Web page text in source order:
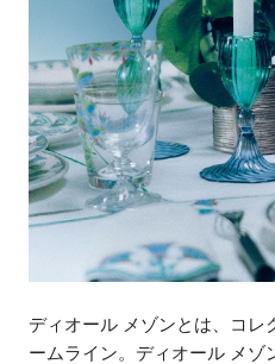
ディオール メゾンとは、コレ
ームライン。ディオール メゾ